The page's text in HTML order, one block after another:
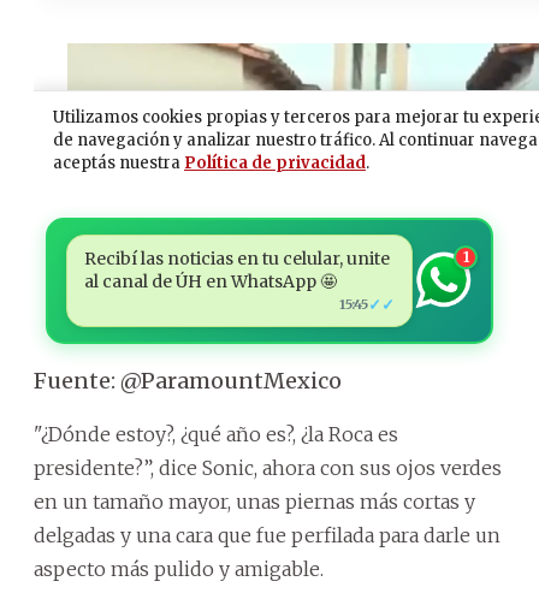
Recibí las noticias en tu celular, unite
al canal de ÚH en WhatsApp 🤩
15:45✓✓
1
Fuente: @ParamountMexico
"¿Dónde estoy?, ¿qué año es?, ¿la Roca es
presidente?”, dice Sonic, ahora con sus ojos verdes
en un tamaño mayor, unas piernas más cortas y
delgadas y una cara que fue perfilada para darle un
aspecto más pulido y amigable.